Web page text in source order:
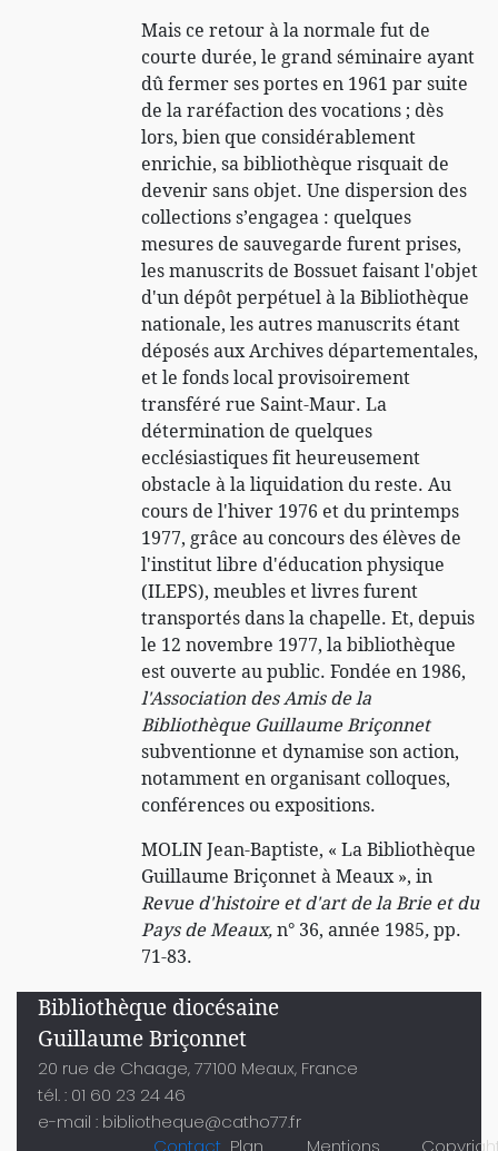
Mais ce retour à la normale fut de
courte durée, le grand séminaire ayant
dû fermer ses portes en 1961 par suite
de la raréfaction des vocations ; dès
lors, bien que considérablement
enrichie, sa bibliothèque risquait de
devenir sans objet. Une dispersion des
collections s’engagea : quelques
mesures de sauvegarde furent prises,
les manuscrits de Bossuet faisant l'objet
d'un dépôt perpétuel à la Bibliothèque
nationale, les autres manuscrits étant
déposés aux Archives départementales,
et le fonds local provisoirement
transféré rue Saint-Maur. La
détermination de quelques
ecclésiastiques fit heureusement
obstacle à la liquidation du reste. Au
cours de l'hiver 1976 et du printemps
1977, grâce au concours des élèves de
l'institut libre d'éducation physique
(ILEPS), meubles et livres furent
transportés dans la chapelle. Et, depuis
le 12 novembre 1977, la bibliothèque
est ouverte au public. Fondée en 1986,
l'Association des Amis de la
Bibliothèque Guillaume Briçonnet
subventionne et dynamise son action,
notamment en organisant colloques,
conférences ou expositions.
MOLIN Jean-Baptiste, « La Bibliothèque
Guillaume Briçonnet à Meaux », in
Revue d'histoire et d'art de la Brie et du
Pays de Meaux,n° 36, année 1985,pp.
71-83.
Bibliothèque diocésaine
Guillaume Briçonnet
20 rue de Chaage, 77100 Meaux, France
tél. : 01 60 23 24 46
e-mail : bibliotheque@catho77.fr
Contact Plan Mentions